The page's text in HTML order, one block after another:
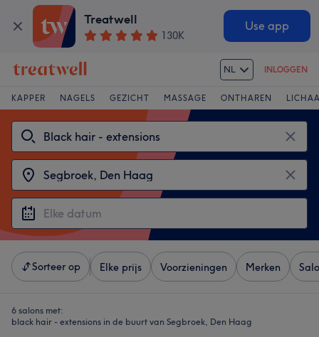
Treatwell
130K
Use app
NL INLOGGEN
KAPPER NAGELS GEZICHT MASSAGE ONTHAREN
Sorteer op Elke prijs Voorzieningen Merken
6 salons met:
black hair - extensions in de buurt van Segbroek, Den Haag